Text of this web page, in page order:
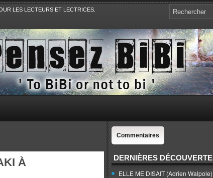
LES LECTEURS ET LECTRICES.
le Sport,. Avec Revue de presse et de blogs.
À
Commentaires
DERNIÈRES
ELLE ME DISAIT (Adrien Walpole)